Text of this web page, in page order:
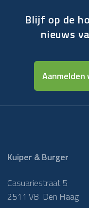
Blijf op de
nieuws
Kuiper & Burger
Casuariestraat 5
2511 VB Den Haag